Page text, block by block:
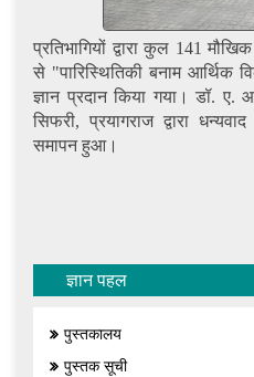
प्रतिभागियों द्वारा कुल 141
से "पारिस्थितिकी बनाम आर्थिक
ज्ञान प्रदान किया गया। डॉ. ए.
सिफरी, प्रयागराज द्वारा
समापन हुआ।
ज्ञान पहल
पुस्तकालय
पुस्तक सूची